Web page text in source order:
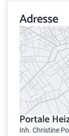
Adresse
Portale
Inh. Christine